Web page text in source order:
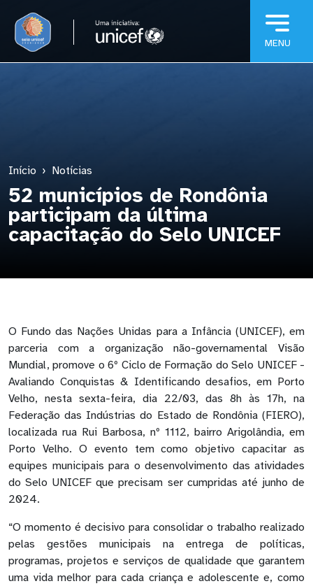
Início Notícias
52 municípios de Rondônia
participam da última
capacitação do Selo UNICEF
O Fundo das Nações Unidas para a Infância (UNICEF), em
parceria com a organização não-governamental Visão
Mundial, promove o 6º Ciclo de Formação do Selo UNICEF -
Avaliando Conquistas & Identificando desafios, em Porto
Velho, nesta sexta-feira, dia 22/03, das 8h às 17h, na
Federação das Indústrias do Estado de Rondônia (FIERO),
localizada rua Rui Barbosa, nº 1112, bairro Arigolândia, em
Porto Velho. O evento tem como objetivo capacitar as
equipes municipais para o desenvolvimento das atividades
do Selo UNICEF que precisam ser cumpridas até junho de
2024.
“O momento é decisivo para consolidar o trabalho realizado
pelas gestões municipais na entrega de políticas,
programas, projetos e serviços de qualidade que garantem
uma vida melhor para cada criança e adolescente e, como